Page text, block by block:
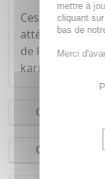
Ces patchs
atténuées,
de l'oeil grâce
karité, huile de
Conseils
Composition
mettre à
cliquant
bas de
Merci